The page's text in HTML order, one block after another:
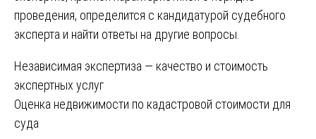
проведения, определится с кандидатурой судебного
эксперта и найти ответы на другие вопросы.
Навигация
по
записям
Независимая экспертиза ― качество и стоимость
экспертных услуг
Оценка недвижимости по кадастровой стоимости для
суда